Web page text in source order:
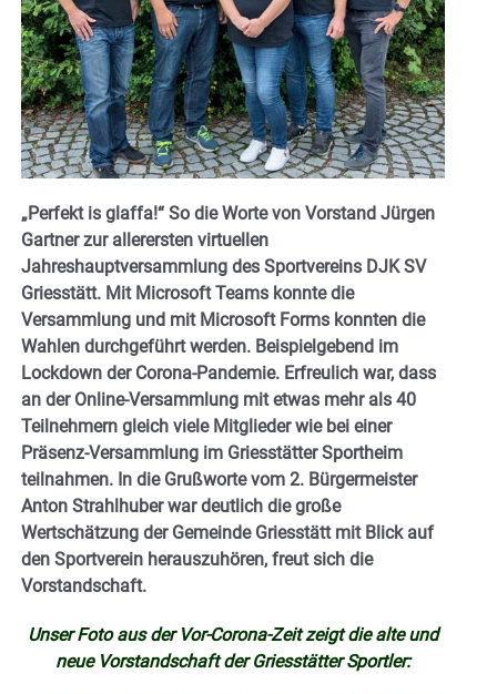
„Perfekt is glaffa!“ So die Worte von Vorstand Jürgen
Gartner zur allerersten virtuellen
Jahreshauptversammlung des Sportvereins DJK SV
Griesstätt. Mit Microsoft Teams konnte die
Versammlung und mit Microsoft Forms konnten die
Wahlen durchgeführt werden. Beispielgebend im
Lockdown der Corona-Pandemie. Erfreulich war, dass
an der Online-Versammlung mit etwas mehr als 40
Teilnehmern gleich viele Mitglieder wie bei einer
Präsenz-Versammlung im Griesstätter Sportheim
teilnahmen. In die Grußworte vom 2. Bürgermeister
Anton Strahlhuber war deutlich die große
Wertschätzung der Gemeinde Griesstätt mit Blick auf
den Sportverein herauszuhören, freut sich die
Vorstandschaft.
Unser Foto aus der Vor-Corona-Zeit zeigt die alte und
neue Vorstandschaft der Griesstätter Sportler: